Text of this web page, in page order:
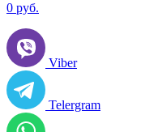
0 руб.
Viber
Telergram